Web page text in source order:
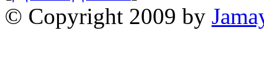
© Copyright 2009 by